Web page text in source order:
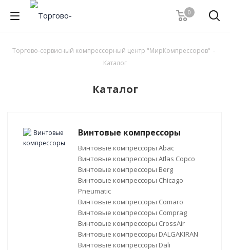
0
Торгово-сервисный компрессорный центр "МирКомпрессоров" -
Каталог
Каталог
Винтовые компрессоры
Винтовые компрессоры Abac
Винтовые компрессоры Atlas Copco
Винтовые компрессоры Berg
Винтовые компрессоры Chicago
Pneumatic
Винтовые компрессоры Comaro
Винтовые компрессоры Comprag
Винтовые компрессоры CrossAir
Винтовые компрессоры DALGAKIRAN
Винтовые компрессоры Dali